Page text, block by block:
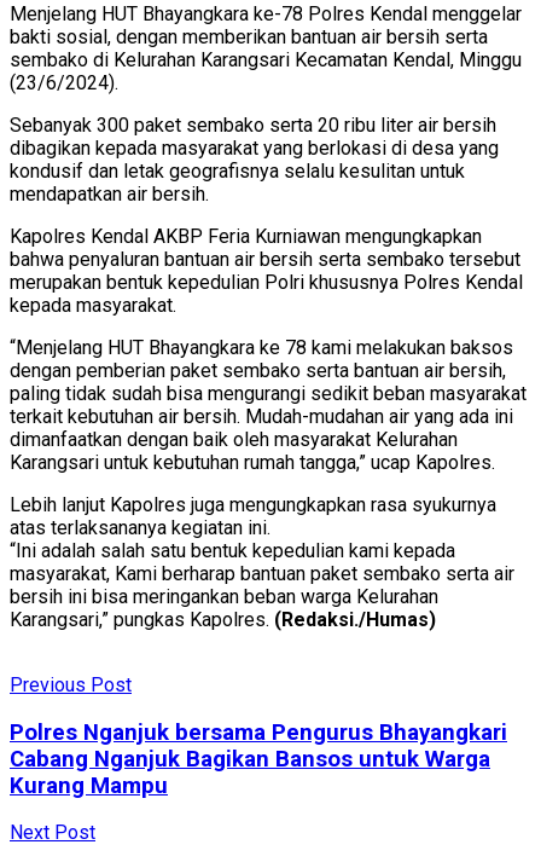
Menjelang HUT Bhayangkara ke-78 Polres Kendal menggelar
bakti sosial, dengan memberikan bantuan air bersih serta
sembako di Kelurahan Karangsari Kecamatan Kendal, Minggu
(23/6/2024).
Sebanyak 300 paket sembako serta 20 ribu liter air bersih
dibagikan kepada masyarakat yang berlokasi di desa yang
kondusif dan letak geografisnya selalu kesulitan untuk
mendapatkan air bersih.
Kapolres Kendal AKBP Feria Kurniawan mengungkapkan
bahwa penyaluran bantuan air bersih serta sembako tersebut
merupakan bentuk kepedulian Polri khususnya Polres Kendal
kepada masyarakat.
“Menjelang HUT Bhayangkara ke 78 kami melakukan baksos
dengan pemberian paket sembako serta bantuan air bersih,
paling tidak sudah bisa mengurangi sedikit beban masyarakat
terkait kebutuhan air bersih. Mudah-mudahan air yang ada ini
dimanfaatkan dengan baik oleh masyarakat Kelurahan
Karangsari untuk kebutuhan rumah tangga,” ucap Kapolres.
Lebih lanjut Kapolres juga mengungkapkan rasa syukurnya
atas terlaksananya kegiatan ini.
“Ini adalah salah satu bentuk kepedulian kami kepada
masyarakat, Kami berharap bantuan paket sembako serta air
bersih ini bisa meringankan beban warga Kelurahan
Karangsari,” pungkas Kapolres. (Redaksi./Humas)
Previous Post
Polres Nganjuk bersama Pengurus Bhayangkari
Cabang Nganjuk Bagikan Bansos untuk Warga
Kurang Mampu
Next Post